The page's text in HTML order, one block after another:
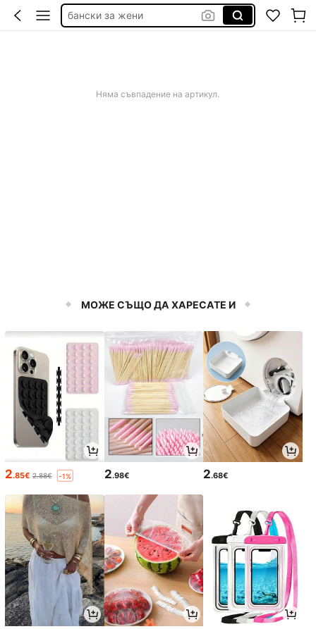
бански за жени
Няма съвпадение на артикул.
МОЖЕ СЪЩО ДА ХАРЕСАТЕ И
2.85€ 2.88€ -1% 2.98€ 2.68€